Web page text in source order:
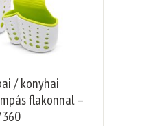
/ konyhai
flakonnal –